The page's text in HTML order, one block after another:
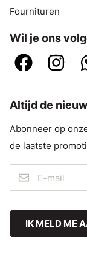
Fournituren
Wil je ons
Altijd de
Abonneer op
de laatste
IK MELD ME